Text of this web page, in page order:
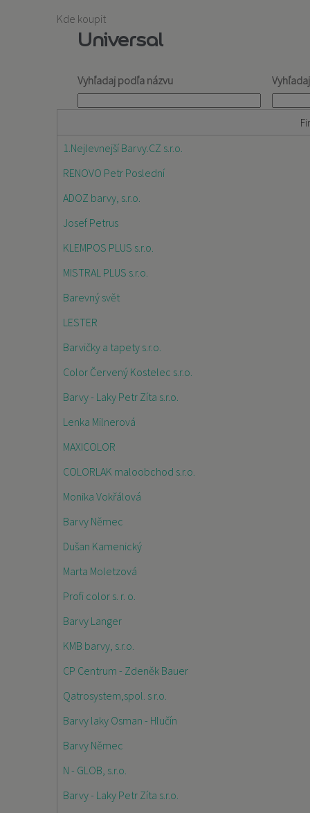
Kde koupit
Universal
Vyhľadaj podľa názvu
1.Nejlevnejší Barvy.CZ s.r.o.
RENOVO Petr Poslední
ADOZ barvy, s.r.o.
Josef Petrus
KLEMPOS PLUS s.r.o.
MISTRAL PLUS s.r.o.
Barevný svět
LESTER
Barvičky a tapety s.r.o.
Color Červený Kostelec s.r.o.
Barvy - Laky Petr Zíta s.r.o.
Lenka Milnerová
MAXICOLOR
COLORLAK maloobchod s.r.o.
Monika Vokřálová
Barvy Němec
Dušan Kamenický
Marta Moletzová
Profi color s. r. o.
Barvy Langer
KMB barvy, s.r.o.
CP Centrum - Zdeněk Bauer
Qatrosystem,spol. s r.o.
Barvy laky Osman - Hlučín
Barvy Němec
N - GLOB, s.r.o.
Barvy - Laky Petr Zíta s.r.o.